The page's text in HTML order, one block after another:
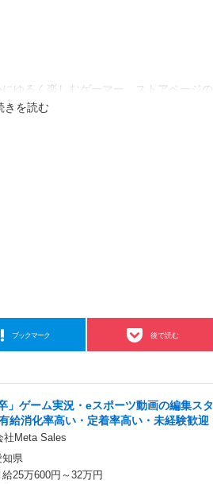
ゆるく楽しむゲーマー。ストアページの
す。
を読む
ブックマーク 後で読む
」ゲーム実況・eスポーツ動画の編集スタ
給消化率高い・定着率高い・未経験歓迎
社Meta Sales
知県
給25万600円～32万円